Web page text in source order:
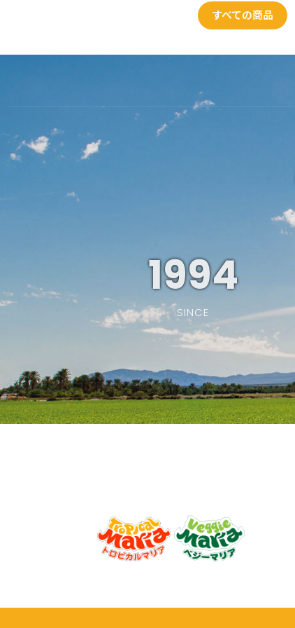
すべての商品
1994
SINCE